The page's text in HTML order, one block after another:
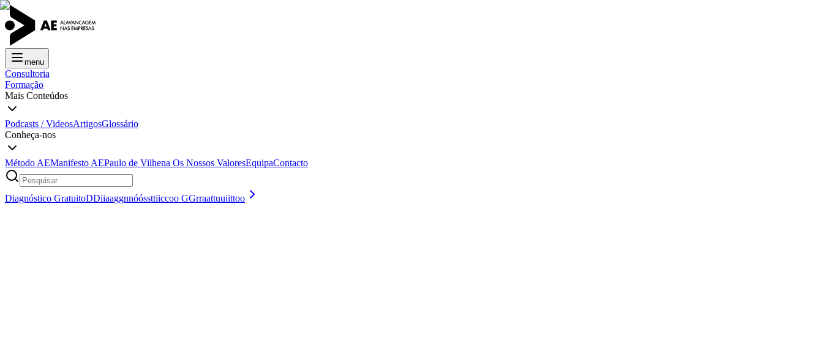
menu
Consultoria
Formação
Mais Conteúdos
Podcasts / VideosArtigosGlossário
Conheça-nos
Método AEManifesto AEPaulo de Vilhena Os Nossos ValoresEquipaContacto
Diagnóstico GratuitoDDiiaaggnnóóssttiiccoo GGrraattuuiittoo